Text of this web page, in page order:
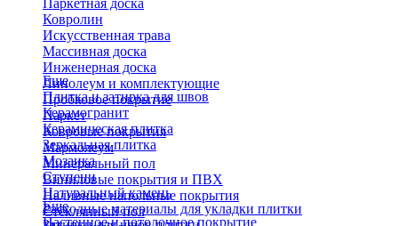
Паркетная доска
Ковролин
Искусственная трава
Массивная доска
Инженерная доска
Линолеум и комплектующие
Пробковое покрытие
Паркет
Ковровые покрытия
Мармолеум
Минеральный пол
Виниловые покрытия и ПВХ
Наливные напольные покрытия
Стеклянный пол
Еще
Плитка и затирка для швов
Керамогранит
Керамическая плитка
Зеркальная плитка
Мозаика
Ступени
Натуральный камень
Расходные материалы для укладки плитки
Еще
Настенное и потолочное покрытие